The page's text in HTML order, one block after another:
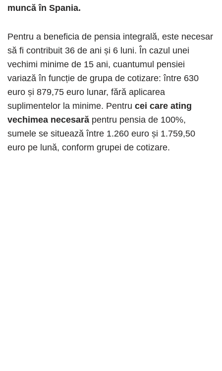
muncă în Spania.
Pentru a beneficia de pensia integrală, este necesar
să fi contribuit 36 de ani și 6 luni. În cazul unei
vechimi minime de 15 ani, cuantumul pensiei
variază în funcție de grupa de cotizare: între 630
euro și 879,75 euro lunar, fără aplicarea
suplimentelor la minime. Pentru cei care ating
vechimea necesară pentru pensia de 100%,
sumele se situează între 1.260 euro și 1.759,50
euro pe lună, conform grupei de cotizare.